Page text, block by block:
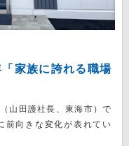
家族に誇れる職場
山田護社長、東海市）で
前向きな変化が表れてい